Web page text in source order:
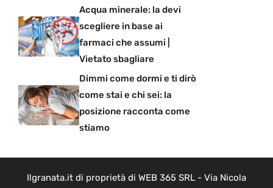
Acqua minerale: la devi
scegliere in base ai
farmaci che assumi |
Vietato sbagliare
Dimmi come dormi e ti dirò
come stai e chi sei: la
posizione racconta come
stiamo
Ilgranata.it di proprietà di WEB 365 SRL - Via Nicola